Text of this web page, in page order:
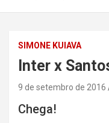
SIMONE KUIAVA
Inter x
9 de setembro de 2016
Chega!